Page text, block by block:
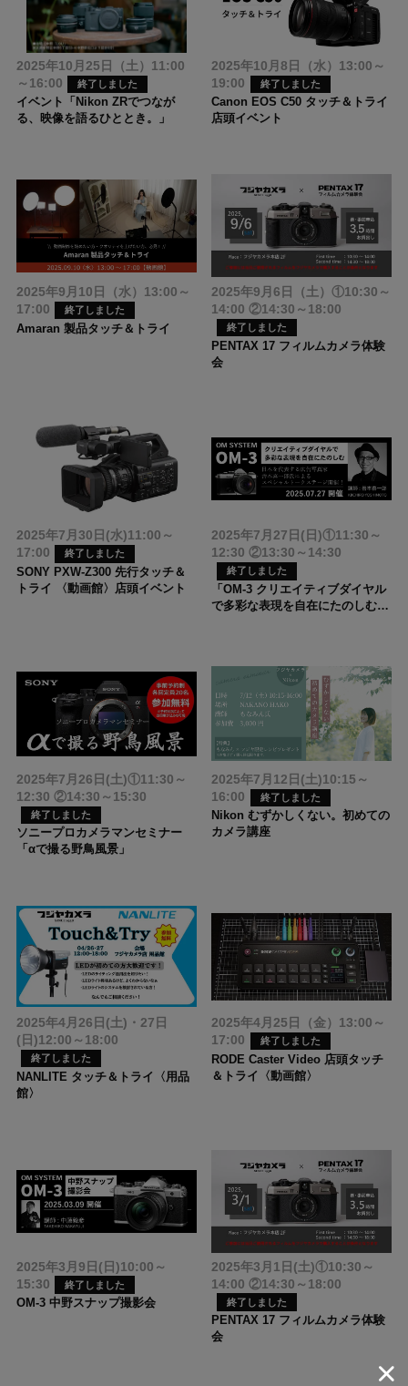
イベント「Nikon ZRでつなが
る、映像を語るひととき。」
2025年10月25日（土）11:00
～16:00
終了しました
Canon EOS C50 タッチ＆トライ
店頭イベント
2025年10月8日（水）13:00～
19:00
終了しました
Amaran 製品タッチ＆トライ
2025年9月10日（水）13:00～
17:00
終了しました
PENTAX 17 フィルムカメラ体験
会
2025年9月6日（土）①10:30～
14:00 ②14:30～18:00
終了しました
SONY PXW-Z300 先行タッチ＆
トライ 〈動画館〉店頭イベント
2025年7月30日(水)11:00～
17:00
終了しました
「OM-3 クリエイティブダイヤル
で多彩な表現を自在にたのしむ」
2025年7月27日(日)①11:30～
12:30 ②13:30～14:30
終了しました
ソニープロカメラマンセミナー
「αで撮る野鳥風景」
2025年7月26日(土)①11:30～
12:30 ②14:30～15:30
終了しました
Nikon むずかしくない。初めての
カメラ講座
2025年7月12日(土)10:15～
16:00
終了しました
NANLITE タッチ＆トライ〈用品
館〉
2025年4月26日(土)・27日
(日)12:00～18:00
終了しました
RODE Caster Video 店頭タッチ
＆トライ〈動画館〉
2025年4月25日（金）13:00～
17:00
終了しました
OM-3 中野スナップ撮影会
2025年3月9日(日)10:00～
15:30
終了しました
PENTAX 17 フィルムカメラ体験
会
2025年3月1日(土)①10:30～
14:00 ②14:30～18:00
終了しました